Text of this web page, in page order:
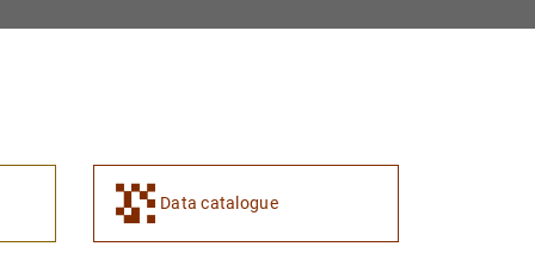
Data catalogue